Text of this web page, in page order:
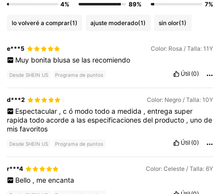
4%
89%
7%
lo volveré a comprar(1) ajuste moderado(1) sin olor(1)
e***5 Color: Rosa / Talla: 11Y
Muy bonita blusa se las recomiendo
Desde SHEIN US Programa de puntos Útil (0)
d***2 Color: Negro / Talla: 10Y
Espectacular , c ó modo todo a medida , entrega super
rapidatodoacordea lasespecificacionesdel producto , unode
misfavoritos
Desde SHEIN US Programa de puntos Útil (0)
r***4 Color: Celeste / Talla: 6Y
Bello , me encanta